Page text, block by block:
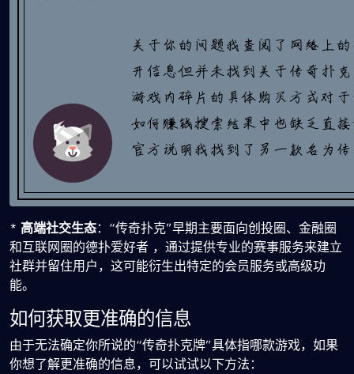
* 高端社交生态：“传奇扑克”早期主要面向创投圈、金融圈
和互联网圈的德扑爱好者 ，通过提供专业的赛事服务来建立
社群并留住用户，这可能衍生出特定的会员服务或高级功
能。
如何获取更准确的信息
由于无法确定你所说的“传奇扑克牌”具体指哪款游戏，如果
你想了解更准确的信息，可以试试以下方法：